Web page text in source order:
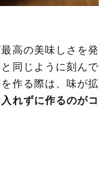
高の美味しさを発
同じように刻んで
作る際は、味が拡
れずに作るのがコ